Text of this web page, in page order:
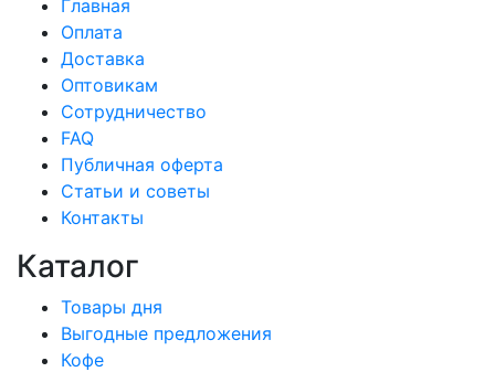
Главная
Оплата
Доставка
Оптовикам
Сотрудничество
FAQ
Публичная оферта
Статьи и советы
Контакты
Каталог
Товары дня
Выгодные предложения
Кофе